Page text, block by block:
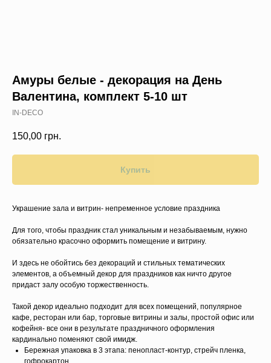
Амуры белые - декорация на День
Валентина, комплект 5-10 шт
IN-DECO
150,00 грн.
Купить
Украшение зала и витрин- непременное условие праздника
Для того, чтобы праздник стал уникальным и незабываемым, нужно
обязательно красочно оформить помещение и витрину.
И здесь не обойтись без декораций и стильных тематических
элементов, а объемный декор для праздников как ничто другое
придаст залу особую торжественность.
Такой декор идеально подходит для всех помещений, популярное
кафе, ресторан или бар, торговые витрины и залы, простой офис или
кофейня- все они в результате праздничного оформления
кардинально поменяют свой имидж.
Бережная упаковка в 3 этапа: пенопласт-контур, стрейч пленка,